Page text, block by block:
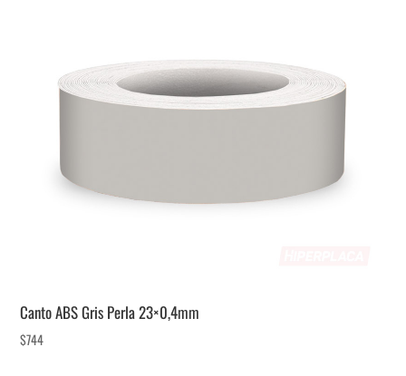
Canto ABS Gris Perla 23×0,4mm
$744